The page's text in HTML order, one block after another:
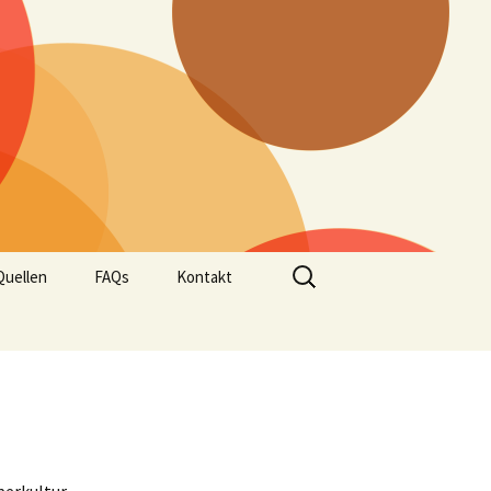
FAQs Kontakt
Suchen
nach: